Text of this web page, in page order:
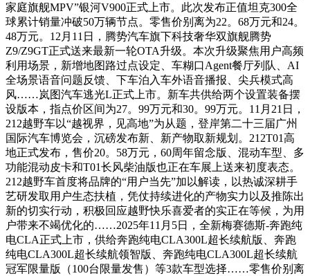
家庭旗舰MPV”银河V900正式上市。此次发布正值坦克300全
球累计销量冲破50万辆节点。零售价别离为22。68万元和24。
48万元。12月11日，腾势汽车旗下科技奢华双旗舰腾势
Z9/Z9GT正式送来最新一轮OTA升级。本次升级聚焦用户高频
利用场景，新增地图路过点设定、车糊口Agent餐厅列队、AI
全场景语音问题反馈、下车泊入车外语音播报、尖兵模式高
风……岚图汽车逃光L正式上市。新车共供给两个设置装备摆
设版本，指点价区间为27。99万元和30。99万元。11月21日，
212越野车以“越视界，见高地”为从题，登岸第二十三届广州
国际汽车博览会，沉磅发布新、新产物取新规划。212T01高
地正式发布，售价20。58万元，60周年留念版、混动车型、多
功能混动皮卡和T01长风柴油版也正在车展上送来初度表态。
212越野车首度将品牌的“用户当先”加以解读，以热诚深耕手
艺研发取用户生态扶植，凭仗持续进化的产物实力以及推陈出
新的切实行动，积极回应越野快乐喜爱者的实正在等候，为用
户带来不竭优化的……2025年11月5日，全新梅赛德斯-奔跑纯
电CLA正式上市，供给奔跑纯电CLA300L超长续航版、奔跑
纯电CLA300L超长续航领智版、奔跑纯电CLA300L超长续航
冠军限量版（100台限量发售）等3款车型选择……零售价别离